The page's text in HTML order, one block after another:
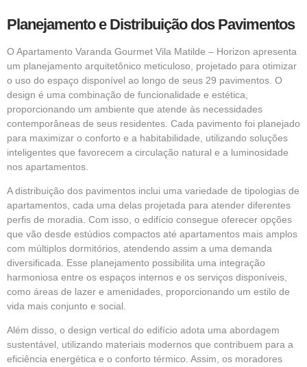
Planejamento e Distribuição dos Pavimentos
O Apartamento Varanda Gourmet Vila Matilde – Horizon apresenta
um planejamento arquitetônico meticuloso, projetado para otimizar
o uso do espaço disponível ao longo de seus 29 pavimentos. O
design é uma combinação de funcionalidade e estética,
proporcionando um ambiente que atende às necessidades
contemporâneas de seus residentes. Cada pavimento foi planejado
para maximizar o conforto e a habitabilidade, utilizando soluções
inteligentes que favorecem a circulação natural e a luminosidade
nos apartamentos.
A distribuição dos pavimentos inclui uma variedade de tipologias de
apartamentos, cada uma delas projetada para atender diferentes
perfis de moradia. Com isso, o edifício consegue oferecer opções
que vão desde estúdios compactos até apartamentos mais amplos
com múltiplos dormitórios, atendendo assim a uma demanda
diversificada. Esse planejamento possibilita uma integração
harmoniosa entre os espaços internos e os serviços disponíveis,
como áreas de lazer e amenidades, proporcionando um estilo de
vida mais conjunto e social.
Além disso, o design vertical do edifício adota uma abordagem
sustentável, utilizando materiais modernos que contribuem para a
eficiência energética e o conforto térmico. Assim, os moradores